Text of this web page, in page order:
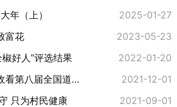
年（上）
2025-01-27
富花
2023-05-23
好人”评选结果
2022-01-20
全椒县积极组织收看第八届全国道德模范颁奖仪式
2021-12-01
只为村民健康
2021-09-01